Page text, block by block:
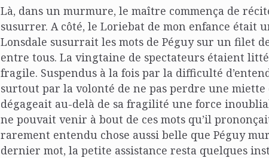
Là, dans un murmure, le maître commença de
susurrer. A côté, le Loriebat de mon enfance était
Lonsdale susurrait les mots de Péguy sur un filet
entre tous. La vingtaine de spectateurs étaient
fragile. Suspendus à la fois par la difficulté
surtout par la volonté de ne pas perdre une miette
dégageait au-delà de sa fragilité une force
ne pouvait venir à bout de ces mots qu’il
rarement entendu chose aussi belle que Péguy
dernier mot, la petite assistance resta quelques